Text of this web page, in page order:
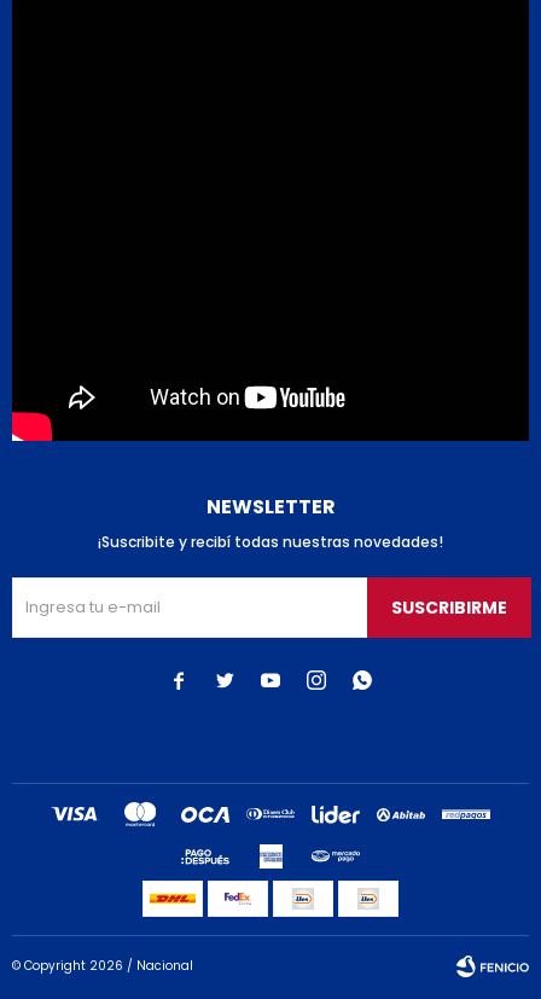
NEWSLETTER
¡Suscribite y recibí todas nuestras novedades!
SUSCRIBIRME
    
© Copyright 2026 / Nacional